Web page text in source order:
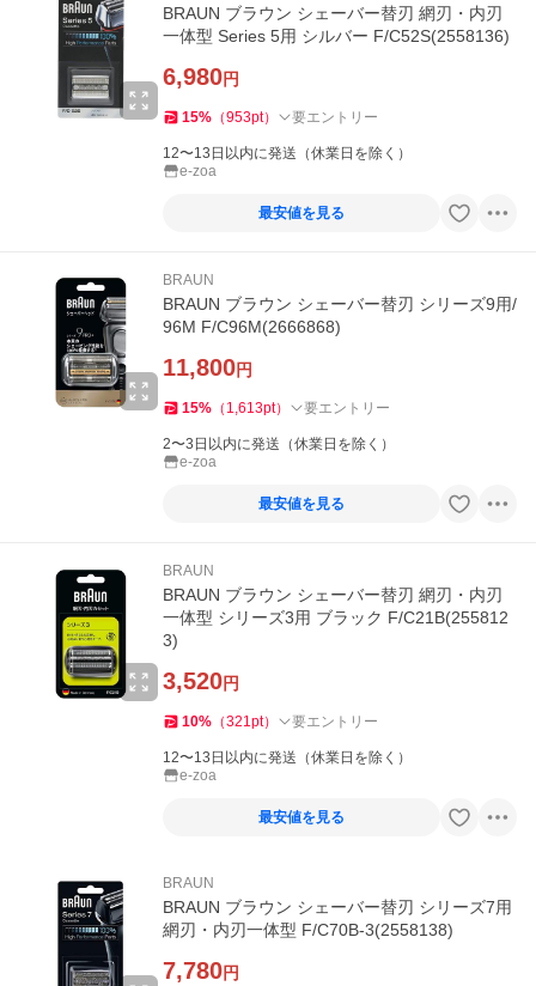
BRAUN ブラウン シェーバー替刃 網刃・内刃
一体型 Series 5用 シルバー F/C52S(2558136)
6,980円
15% （953pt） 要エントリー
12〜13日以内に発送（休業日を除く）
e-zoa
最安値を見る
BRAUN
BRAUN ブラウン シェーバー替刃 シリーズ9用/
96M F/C96M(2666868)
11,800円
15% （ 1,613pt） 要エントリー
2〜3日以内に発送（休業日を除く）
e-zoa
最安値を見る
BRAUN
BRAUN ブラウン シェーバー替刃 網刃・内刃
一体型 シリーズ3用 ブラック F/C21B(255812
3)
3,520円
10% （321pt） 要エントリー
12〜13日以内に発送（休業日を除く）
e-zoa
最安値を見る
BRAUN
BRAUN ブラウン シェーバー替刃 シリーズ7用
網刃・内刃一体型 F/C70B-3(2558138)
7,780円